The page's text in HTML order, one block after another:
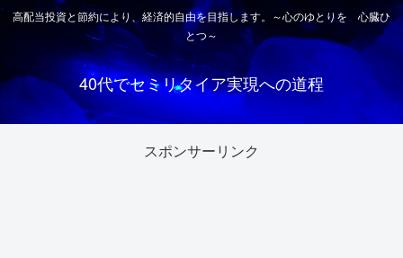
高配当投資と節約により、経済的自由を目指します。～心のゆとりを 心臓ひ
とつ～
40代でセミリタイア実現への道程
スポンサーリンク